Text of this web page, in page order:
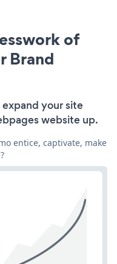
of
Brand
your site
website up.
entice, captivate, make